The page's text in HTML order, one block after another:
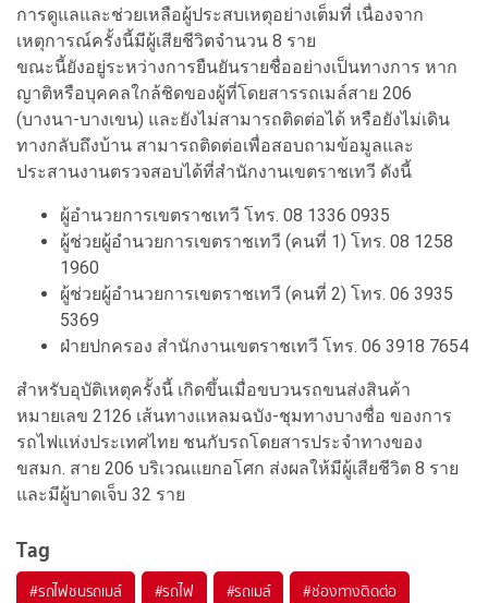
การดูแลและช่วยเหลือผู้ประสบเหตุอย่างเต็มที่ เนื่องจาก
เหตุการณ์ครั้งนี้มีผู้เสียชีวิตจำนวน 8 ราย
ขณะนี้ยังอยู่ระหว่างการยืนยันรายชื่ออย่างเป็นทางการ หาก
ญาติหรือบุคคลใกล้ชิดของผู้ที่โดยสารรถเมล์สาย 206
(บางนา-บางเขน) และยังไม่สามารถติดต่อได้ หรือยังไม่เดิน
ทางกลับถึงบ้าน สามารถติดต่อเพื่อสอบถามข้อมูลและ
ประสานงานตรวจสอบได้ที่สำนักงานเขตราชเทวี ดังนี้
ผู้อำนวยการเขตราชเทวี โทร. 08 1336 0935
ผู้ช่วยผู้อำนวยการเขตราชเทวี (คนที่ 1) โทร. 08 1258
1960
ผู้ช่วยผู้อำนวยการเขตราชเทวี (คนที่ 2) โทร. 06 3935
5369
ฝ่ายปกครอง สำนักงานเขตราชเทวี โทร. 06 3918 7654
สำหรับอุบัติเหตุครั้งนี้ เกิดขึ้นเมื่อขบวนรถขนส่งสินค้า
หมายเลข 2126 เส้นทางแหลมฉบัง-ชุมทางบางซื่อ ของการ
รถไฟแห่งประเทศไทย ชนกับรถโดยสารประจำทางของ
ขสมก. สาย 206 บริเวณแยกอโศก ส่งผลให้มีผู้เสียชีวิต 8 ราย
และมีผู้บาดเจ็บ 32 ราย
Tag
#รถไฟชนรถเมล์ #รถไฟ #รถเมล์ #ช่องทางติดต่อ